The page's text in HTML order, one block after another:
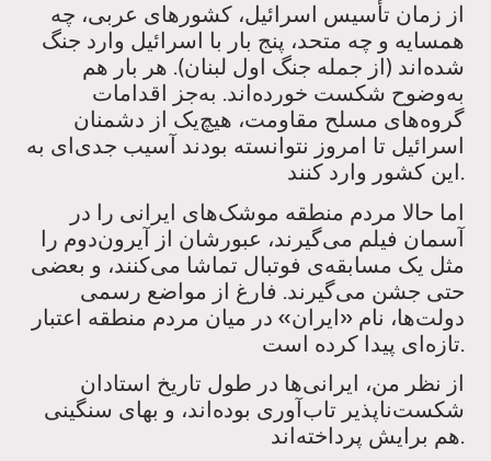
از زمان تأسیس اسرائیل، کشورهای عربی، چه
همسایه و چه متحد، پنج بار با اسرائیل وارد جنگ
شده‌اند (از جمله جنگ اول لبنان). هر بار هم
به‌وضوح شکست خورده‌اند. به‌جز اقدامات
گروه‌های مسلح مقاومت، هیچ‌یک از دشمنان
اسرائیل تا امروز نتوانسته بودند آسیب جدی‌ای به
این کشور وارد کنند.
اما حالا مردم منطقه موشک‌های ایرانی را در
آسمان فیلم می‌گیرند، عبورشان از آیرون‌دوم را
مثل یک مسابقه‌ی فوتبال تماشا می‌کنند، و بعضی
حتی جشن می‌گیرند. فارغ از مواضع رسمی
دولت‌ها، نام «ایران» در میان مردم منطقه اعتبار
تازه‌ای پیدا کرده است.
از نظر من، ایرانی‌ها در طول تاریخ استادان
شکست‌ناپذیر تاب‌آوری بوده‌اند، و بهای سنگینی
هم برایش پرداخته‌اند.